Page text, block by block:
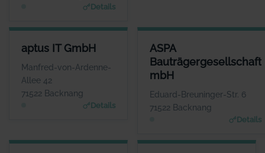
Details
aptus IT GmbH
Manfred-von-Ardenne-
Allee 42
71522 Backnang
Details
APTUS IT GMBH
Herr Reinhard Mayer
ASPA
Bauträgergesellschaft
mbH
Eduard-Breuninger-Str. 6
71522 Backnang
Details
ASPA
Herr Andreas